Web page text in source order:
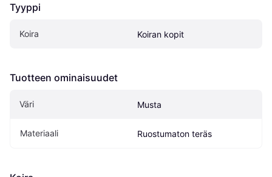
Tyyppi
Koira Koiran kopit
Tuotteen ominaisuudet
Väri Musta
Materiaali Ruostumaton teräs